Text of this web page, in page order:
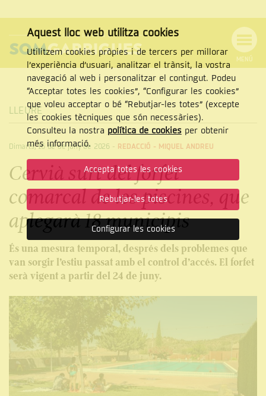
NAVEGACIÓ
MENÚ
Cercar
CERCAR
LLEURE
Dimarts, 16 de de juny de 2026 - REDACCIÓ - MIQUEL ANDREU
Cervià surt del forfet
comarcal de les piscines, que
aplegarà 18 municipis
És una mesura temporal, després dels problemes que
van sorgir l’estiu passat amb el control d’accés. El forfet
serà vigent a partir del 24 de juny.
Aquest lloc web utilitza cookies
Utilitzem cookies pròpies i de tercers per millorar
l’experiència d’usuari, analitzar el trànsit, la vostra
navegació al web i personalitzar el contingut. Podeu
“Acceptar totes les cookies”, “Configurar les cookies”
que voleu acceptar o bé “Rebutjar-les totes” (excepte
les cookies tècniques que són necessàries).
Consulteu la nostra política de cookiesper obtenir
més informació.
Accepta totes les cookies
Rebutjar-les totes
Configurar les cookies